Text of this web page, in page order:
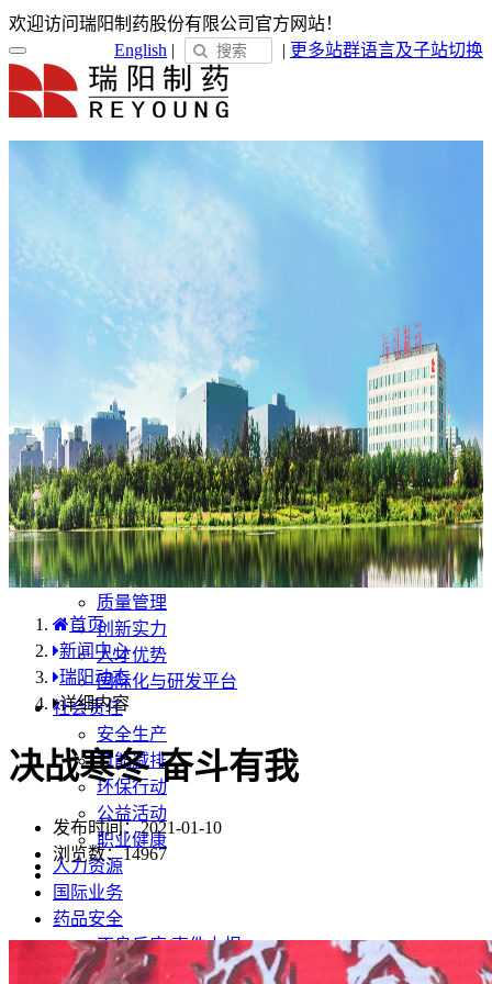
欢迎访问瑞阳制药股份有限公司官方网站！
语言及子站切换
English | | 更多站群
关于瑞阳
瑞阳简介
企业文化
新闻中心
瑞阳动态
通知公告
媒体聚焦
员工天地
企业电子报
产品服务
产品中心
国内分布
学术合规
企业优势
质量管理
创新实力
人才优势
国际化与研发平台
社会责任
安全生产
节能减排
环保行动
公益活动
职业健康
人力资源
国际业务
药品安全
不良反应/事件上报
药品说明书安全项修订告知
首页
新闻中心
瑞阳动态
详细内容
决战寒冬 奋斗有我
发布时间：2021-01-10
浏览数：14967